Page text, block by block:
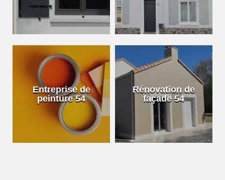
Entreprise de
peinture 54
Rénovation de
façade 54